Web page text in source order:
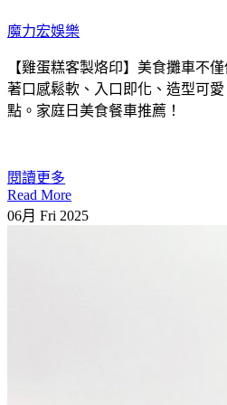
魔力宏娛樂
【雞蛋糕客製烙印】美食攤車不
著口感鬆軟、入口即化、造型可
點。家庭日美食餐車推薦！
閱讀更多
Read More
06月 Fri 2025